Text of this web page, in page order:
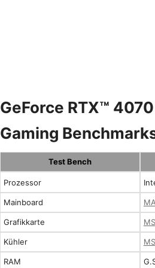
GeForce RTX™
Gaming
Test Bench
Prozessor
Mainboard
Grafikkarte
Kühler
RAM